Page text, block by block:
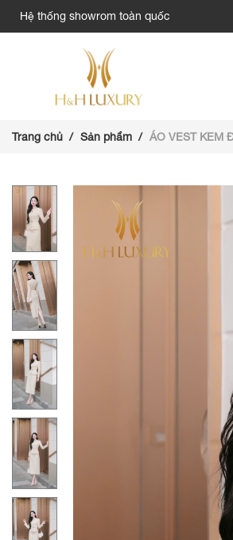
Hệ thống showrom toàn quốc
Trang chủ Sản phẩm ÁO VEST KEM